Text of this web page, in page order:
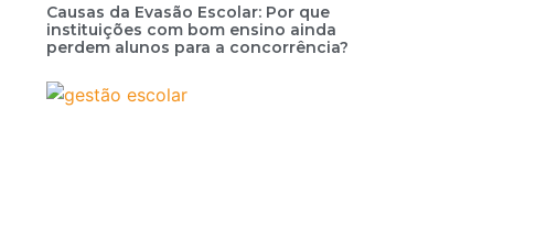
Causas da Evasão Escolar: Por que
instituições com bom ensino ainda
perdem alunos para a concorrência?